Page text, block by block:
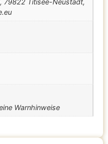
79822 Titisee-Neustadt,
Warnhinweise